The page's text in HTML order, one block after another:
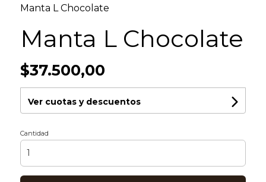
Manta L Chocolate
Manta L Chocolate
$37.500,00
Ver cuotas y descuentos
Cantidad